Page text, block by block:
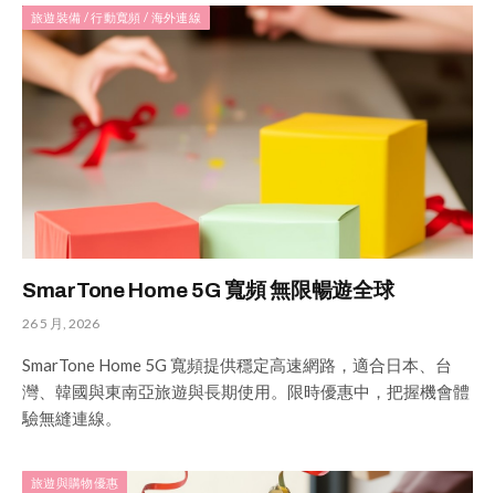
旅遊裝備 / 行動寬頻 / 海外連線
SmarTone Home 5G 寬頻 無限暢遊全球
26 5 月, 2026
SmarTone Home 5G 寬頻提供穩定高速網路，適合日本、台
灣、韓國與東南亞旅遊與長期使用。限時優惠中，把握機會體
驗無縫連線。
旅遊與購物優惠